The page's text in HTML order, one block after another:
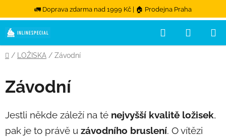
🚛 Doprava zdarma nad 1999 Kč | 🏠 Prodejna Praha
Přejít na obsah
Hledat
Domů
/ LOŽISKA / Závodní
Závodní
Jestli někde záleží na té nejvyšší kvalitě ložisek,
pak je to právě u závodního bruslení. O vítězi